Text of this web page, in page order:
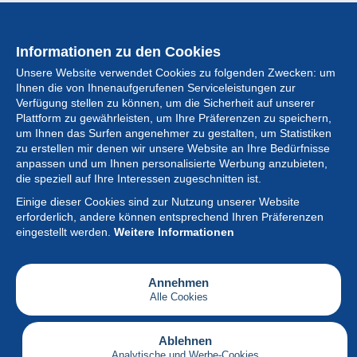
Informationen zu den Cookies
Unsere Website verwendet Cookies zu folgenden Zwecken: um
Ihnen die von Ihnenaufgerufenen Serviceleistungen zur
Verfügung stellen zu können, um die Sicherheit auf unserer
Plattform zu gewährleisten, um Ihre Präferenzen zu speichern,
um Ihnen das Surfen angenehmer zu gestalten, um Statistiken
zu erstellen mir denen wir unsere Website an Ihre Bedürfnisse
anpassen und um Ihnen personalisierte Werbung anzubieten,
die speziell auf Ihre Interessen zugeschnitten ist.
Einige dieser Cookies sind zur Nutzung unserer Website
erforderlich, andere können entsprechend Ihren Präferenzen
eingestellt werden. Weitere Informationen
Annehmen
Alle Cookies
Ablehnen
Sammlung
Neuigkeiten
Artikel
Gesellschaft
Serviceleistungen
Schreiben